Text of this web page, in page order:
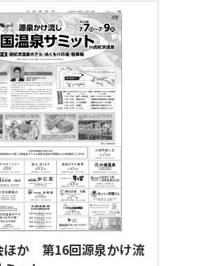
季節もの 新聞
ほか 第16回源泉かけ流